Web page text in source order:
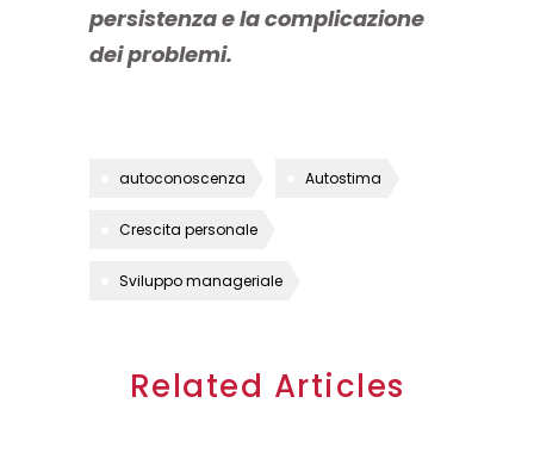
persistenza e la complicazione
dei problemi.
autoconoscenza Autostima
Crescita personale
Sviluppo manageriale
Related Articles